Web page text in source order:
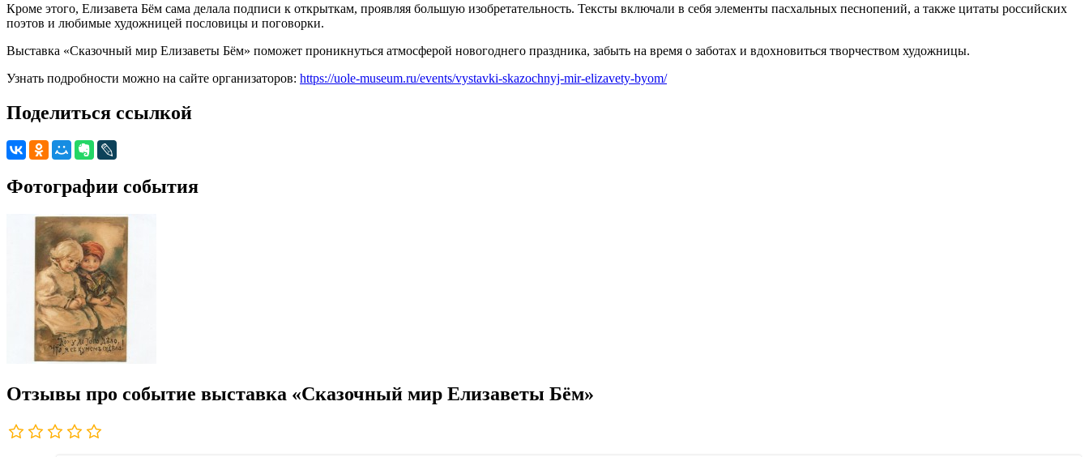
Кроме этого, Елизавета Бём сама делала подписи к открыткам, проявляя большую изобретательность. Тексты включали в себя элементы пасхальных песнопений, а также цитаты российских
поэтов и любимые художницей пословицы и поговорки.
Выставка «Сказочный мир Елизаветы Бём» поможет проникнуться атмосферой новогоднего праздника, забыть на время о заботах и вдохновиться творчеством художницы.
Узнать подробности можно на сайте организаторов: https://uole-museum.ru/events/vystavki-skazochnyj-mir-elizavety-byom/
Поделиться ссылкой
Фотографии события
Отзывы про событие выставка «Сказочный мир Елизаветы Бём»